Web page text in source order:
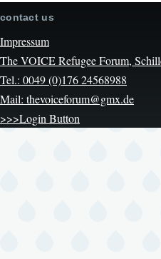
contact us
Impressum
The VOICE Refugee Forum,
Tel.: 0049 (0)176 24568988
Mail: thevoiceforum@gmx.de
>>>Login Button